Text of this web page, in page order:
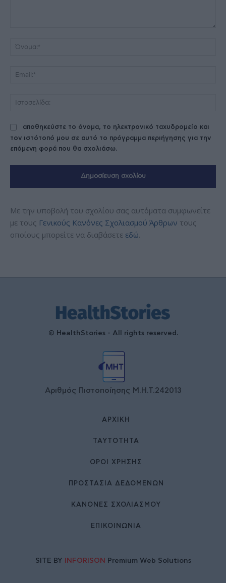
αποθηκεύστε το όνομα, το ηλεκτρονικό ταχυδρομείο και
τον ιστότοπό μου σε αυτό το πρόγραμμα περιήγησης για την
επόμενη φορά που θα σχολιάσω.
Με την υποβολή του σχολίου σας αυτόματα συμφωνείτε
με τους Γενικούς Κανόνες Σχολιασμού Άρθρων τους
οποίους μπορείτε να διαβάσετε εδώ.
© HealthStories - All rights reserved.
Αριθμός Πιστοποίησης Μ.Η.Τ.242013
ΑΡΧΙΚΉ
ΤΑΥΤΌΤΗΤΑ
ΌΡΟΙ ΧΡΉΣΗΣ
ΠΡΟΣΤΑΣΙΑ ΔΕΔΟΜΕΝΩΝ
ΚΑΝΟΝΕΣ ΣΧΟΛΙΑΣΜΟΥ
ΕΠΙΚΟΙΝΩΝΊΑ
SITE BY INFORISON Premium Web Solutions